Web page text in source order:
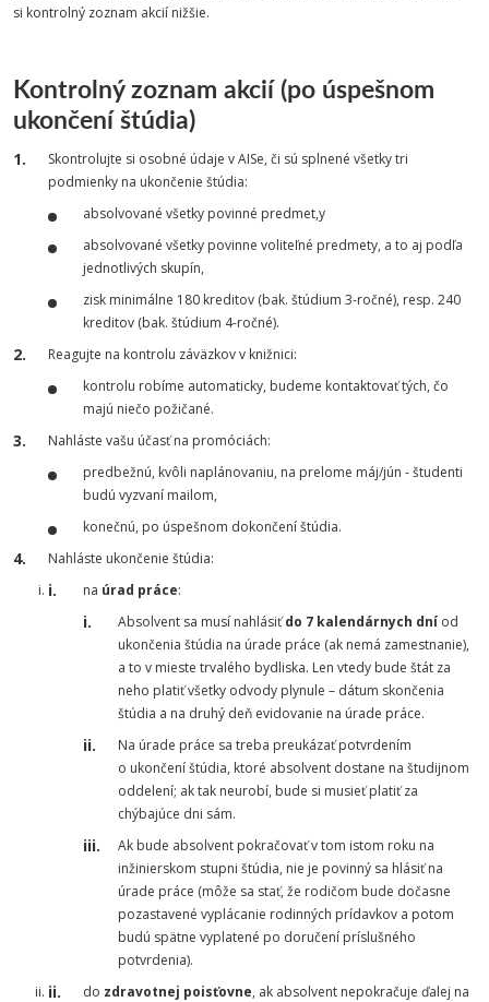
si kontrolný zoznam akcií nižšie.
Kontrolný zoznam akcií (po úspešnom
ukončení štúdia)
Skontrolujte si osobné údaje v AISe, či sú splnené všetky tri
podmienky na ukončenie štúdia:
absolvované všetky povinné predmet,y
absolvované všetky povinne voliteľné predmety, a to aj podľa
jednotlivých skupín,
zisk minimálne 180 kreditov (bak. štúdium 3-ročné), resp. 240
kreditov (bak. štúdium 4-ročné).
Reagujte na kontrolu záväzkov v knižnici:
kontrolu robíme automaticky, budeme kontaktovať tých, čo
majú niečo požičané.
Nahláste vašu účasť na promóciách:
predbežnú, kvôli naplánovaniu, na prelome máj/jún - študenti
budú vyzvaní mailom,
konečnú, po úspešnom dokončení štúdia.
Nahláste ukončenie štúdia:
na úrad práce:
Absolvent sa musí nahlásiťdo 7 kalendárnych dní od
ukončenia štúdia na úrade práce (ak nemá zamestnanie),
a to v mieste trvalého bydliska. Len vtedy bude štát za
neho platiť všetky odvody plynule – dátum skončenia
štúdia a na druhý deň evidovanie na úrade práce.
Na úrade práce sa treba preukázať potvrdením
o ukončení štúdia, ktoré absolvent dostane na študijnom
oddelení; ak tak neurobí, bude si musieť platiť za
chýbajúce dni sám.
Ak bude absolvent pokračovať v tom istom roku na
inžinierskom stupni štúdia, nie je povinný sa hlásiť na
úrade práce (môže sa stať, že rodičom bude dočasne
pozastavené vyplácanie rodinných prídavkov a potom
budú spätne vyplatené po doručení príslušného
potvrdenia).
do zdravotnej poisťovne, ak absolvent nepokračuje ďalej na